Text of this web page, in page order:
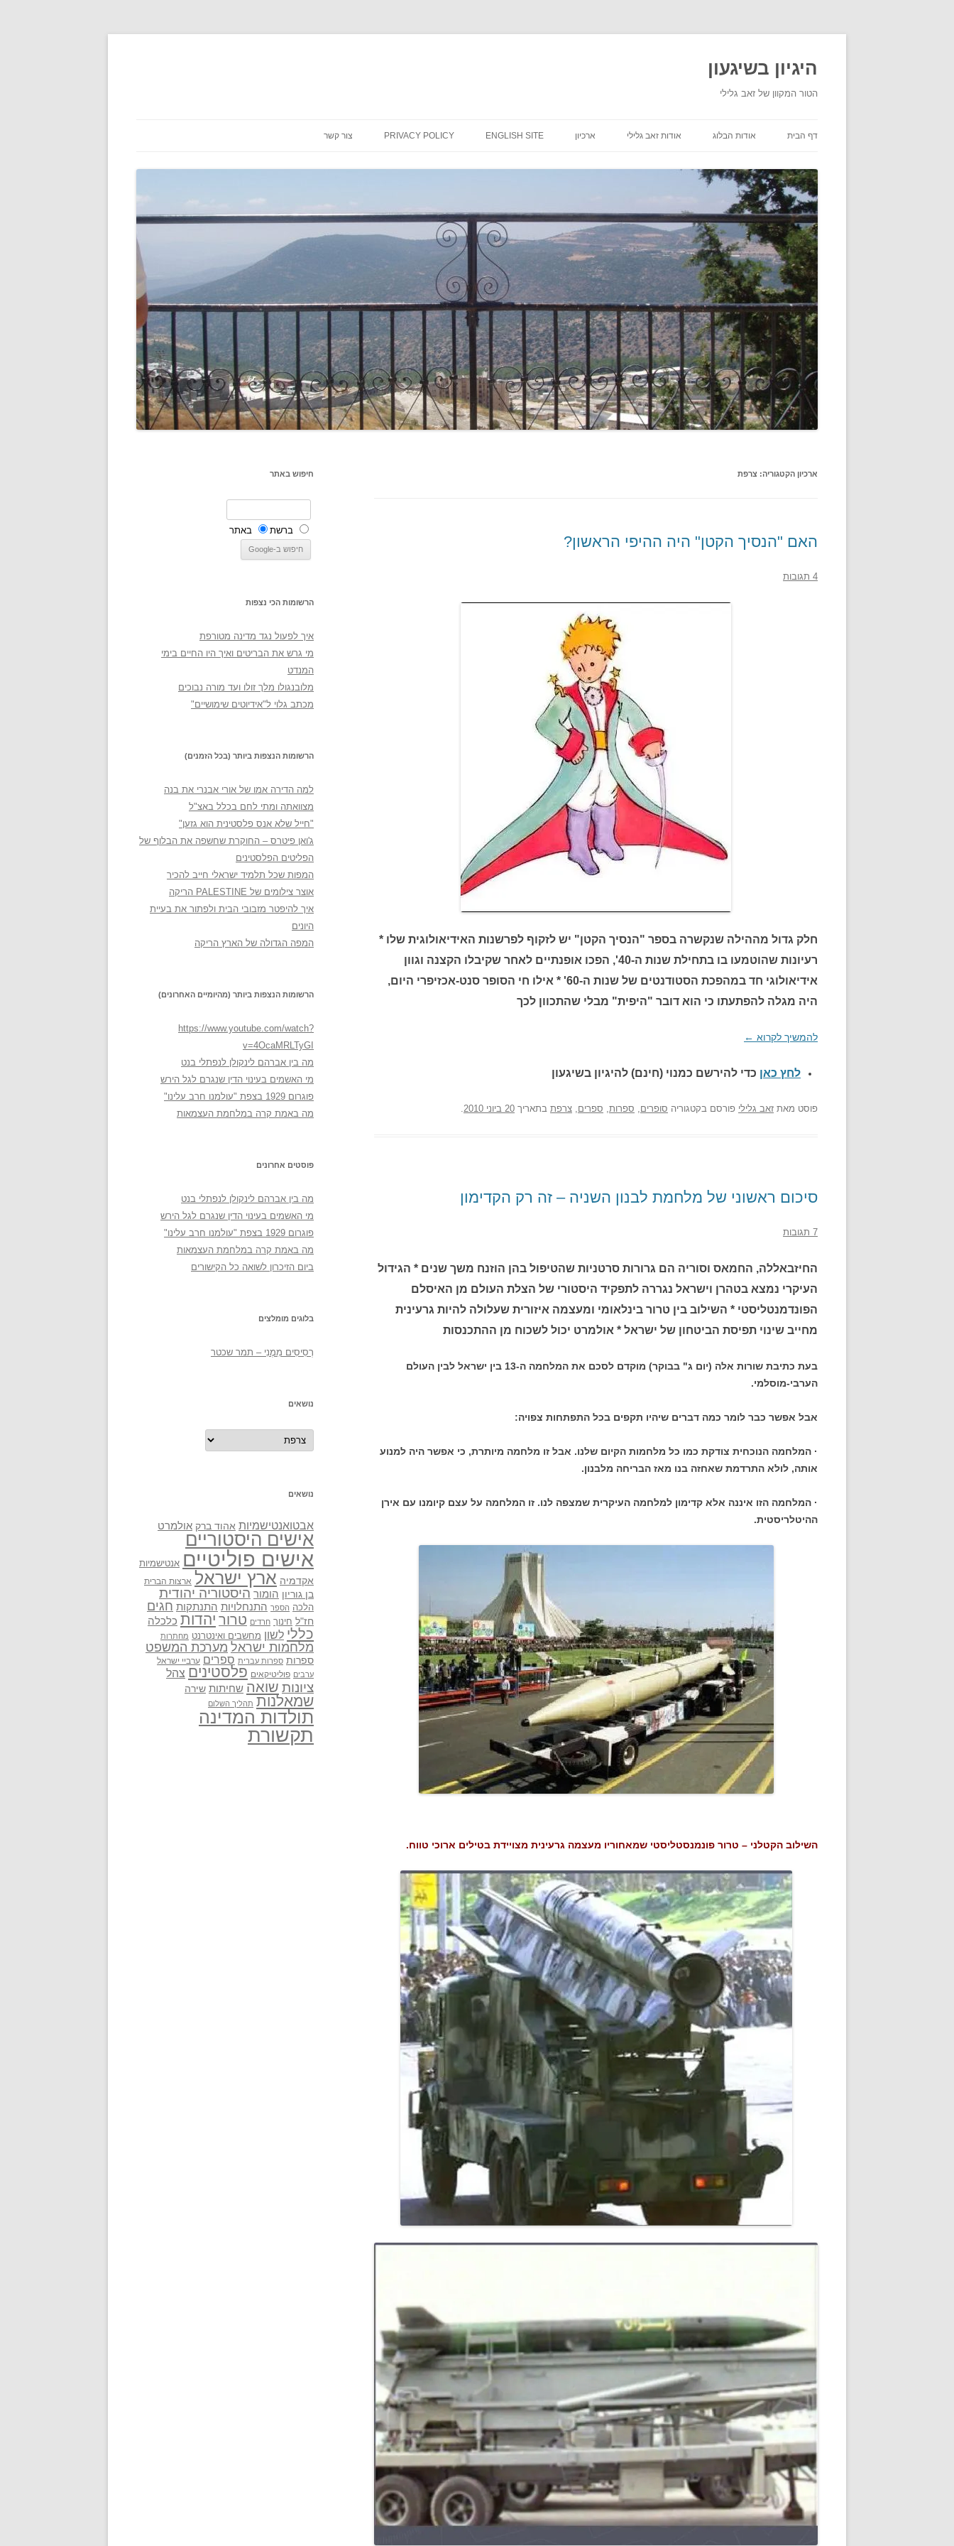
היגיון בשיגעון
הטור המקוון של זאב גלילי
דף הבית אודות הבלוג אודות זאב גלילי ארכיון ENGLISH SITE
PRIVACY POLICY צור קשר
ארכיון הקטגוריה: צרפת
האם "הנסיך הקטן" היה ההיפי הראשון?
4 תגובות
חלק גדול מההילה שנקשרה בספר "הנסיך הקטן" יש לזקוף לפרשנות האידיאולוגית שלו *
רעיונות שהוטמעו בו בתחילת שנות ה-40', הפכו אופנתיים לאחר שקיבלו הקצנה וגוון
אידיאולוגי חד במהפכת הסטודנטים של שנות ה-60' * אילו חי הסופר סנט-אכזיפרי היום,
היה מגלה להפתעתו כי הוא דובר "היפית" מבלי שהתכוון לכך
להמשיך לקרוא ←
לחץ כאן כדי להירשם כמנוי (חינם) להיגיון בשיגעון
פוסט מאת זאב גלילי פורסם בקטגוריה סופרים, ספרות, ספרים, צרפת בתאריך 20 ביוני 2010 .
סיכום ראשוני של מלחמת לבנון השניה – זה רק הקדימון
7 תגובות
החיזבאללה, החמאס וסוריה הם גרורות סרטניות שהטיפול בהן הוזנח משך שנים * הגידול
העיקרי נמצא בטהרן וישראל נגררה לתפקיד היסטורי של הצלת העולם מן האיסלם
הפונדמנטליסטי * השילוב בין טרור בינלאומי ומעצמה איזורית שעלולה להיות גרעינית
מחייב שינוי תפיסת הביטחון של ישראל * אולמרט יכול לשכוח מן ההתכנסות
בעת כתיבת שורות אלה (יום ג" בבוקר) מוקדם לסכם את המלחמה ה-13 בין ישראל לבין העולם
הערבי-מוסלמי.
אבל אפשר כבר לומר כמה דברים שיהיו תקפים בכל התפתחות צפויה:
· המלחמה הנוכחית צודקת כמו כל מלחמות הקיום שלנו. אבל זו מלחמה מיותרת, כי אפשר היה למנוע
אותה, לולא התרדמת שאחזה בנו מאז הבריחה מלבנון.
· המלחמה הזו איננה אלא קדימון למלחמה העיקרית שמצפה לנו. זו המלחמה על עצם קיומנו עם אירן
ההיטלריסטית.
השילוב הקטלני – טרור פונמנסטליסטי שמאחוריו מעצמה גרעינית מצויידת בטילים ארוכי טווח.
חיפוש באתר
ברשת באתר
הרשומות הכי נצפות
איך לפעול נגד מדינה מטורפת
מי גרש את הבריטים ואיך היו החיים בימי
המנדט
מלובנגולו מלך זולו ועד מורה נבוכים
מכתב גלוי ל"אידיוטים שימושיים"
הרשומות הנצפות ביותר (בכל הזמנים)
למה הדירה אמו של אורי אבנרי את בנה
מצוואתה ומתי לחם בכלל באצ"ל
"חייל שלא אנס פלסטינית הוא גזען"
ג'ואן פיטרס – החוקרת שחשפה את הבלוף של
הפליטים הפלסטינים
המפות שכל תלמיד ישראלי חייב להכיר
אוצר צילומים של PALESTINE הריקה
איך להיפטר מזבובי הבית ולפתור את בעיית
היונים
המפה הגדולה של הארץ הריקה
הרשומות הנצפות ביותר (מהיומיים האחרונים)
https://www.youtube.com/watch?
v=4OcaMRLTyGI
מה בין אברהם לינקולן לנפתלי בנט
מי האשמים בעינוי הדין שנגרם לגל הירש
פוגרום 1929 בצפת "עולמנו חרב עלינו"
מה באמת קרה במלחמת העצמאות
פוסטים אחרונים
מה בין אברהם לינקולן לנפתלי בנט
מי האשמים בעינוי הדין שנגרם לגל הירש
פוגרום 1929 בצפת "עולמנו חרב עלינו"
מה באמת קרה במלחמת העצמאות
ביום הזיכרון לשואה כל הקישורים
בלוגים מומלצים
רְסִיסִים מִמֶנִי – תמר שכטר
נושאים
נושאים
נושאים
אבטואנטישמיות אהוד ברק אולמרט
אישים היסטוריים
אישים פוליטיים אנטישמיות
אקדמיה ארץ ישראל ארצות הברית
בן גוריון הומור היסטוריה יהודית
הלכה הספר התנחלויות התנתקות חגים
חז"ל חינוך חרדים טרור יהדות כלכלה
כללי לשון מחשבים ואינטרנט מחתרות
מלחמות ישראל מערכת המשפט
ספרות ספרות עברית ספרים ערביי ישראל
ערבים פוליטיקאים פלסטינים צהל
ציונות שואה שחיתות שירה
שמאלנות תהליך השלום
תולדות המדינה
תקשורת